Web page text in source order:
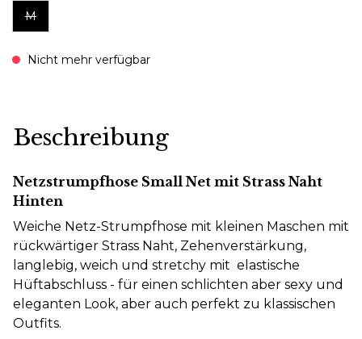
M
Nicht mehr verfügbar
Beschreibung
Netzstrumpfhose Small Net mit Strass Naht
Hinten
Weiche Netz-Strumpfhose mit kleinen Maschen mit
rückwärtiger Strass Naht, Zehenverstärkung,
langlebig, weich und stretchy mit elastische
Hüftabschluss - für einen schlichten aber sexy und
eleganten Look, aber auch perfekt zu klassischen
Outfits.